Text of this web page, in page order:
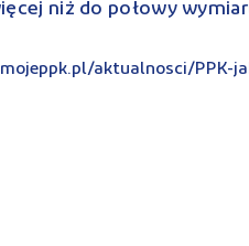
niż do połowy
aktualnosci/PPK-